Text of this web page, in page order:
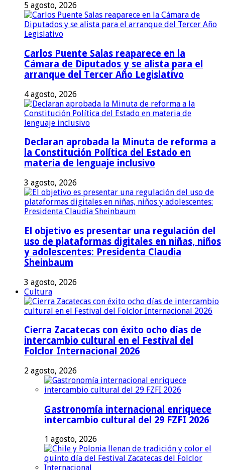
5 agosto, 2026
Carlos Puente Salas reaparece en la
Cámara de Diputados y se alista para el
arranque del Tercer Año Legislativo
4 agosto, 2026
Declaran aprobada la Minuta de reforma a
la Constitución Política del Estado en
materia de lenguaje inclusivo
3 agosto, 2026
El objetivo es presentar una regulación del
uso de plataformas digitales en niñas, niños
y adolescentes: Presidenta Claudia
Sheinbaum
3 agosto, 2026
Cultura
Cierra Zacatecas con éxito ocho días de
intercambio cultural en el Festival del
Folclor Internacional 2026
2 agosto, 2026
Gastronomía internacional enriquece
intercambio cultural del 29 FZFI 2026
1 agosto, 2026